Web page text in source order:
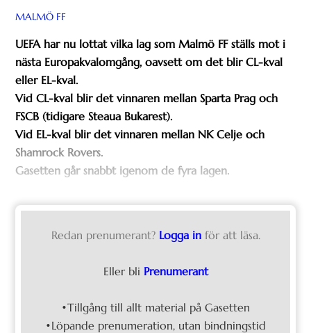
MALMÖ FF
UEFA har nu lottat vilka lag som Malmö FF ställs mot i
nästa Europakvalomgång, oavsett om det blir CL-kval
eller EL-kval.
Vid CL-kval blir det vinnaren mellan Sparta Prag och
FSCB (tidigare Steaua Bukarest).
Vid EL-kval blir det vinnaren mellan NK Celje och
Shamrock Rovers.
Gasetten går snabbt igenom de fyra lagen.
Redan prenumerant? Logga in för att läsa.
Eller bli Prenumerant
•Tillgång till allt material på Gasetten
•Löpande prenumeration, utan bindningstid